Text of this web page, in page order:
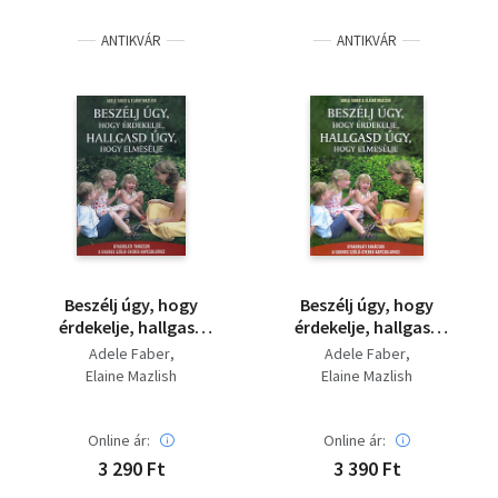
Szótár, nyelvkönyv
Társadalomtudomány
Természettudomány
Történelem
ANTIKVÁR
Beszélj úgy, hogy
érdekelje, hallgasd
úgy, hogy elmesélje
Adele Faber
Elaine Mazlish
Online ár:
3 290 Ft
ANTIKVÁR
Beszélj úgy, hogy
érdekelje, hallgasd
úgy, hogy elmesélje
Adele Faber
Elaine Mazlish
Online ár:
3 390 Ft